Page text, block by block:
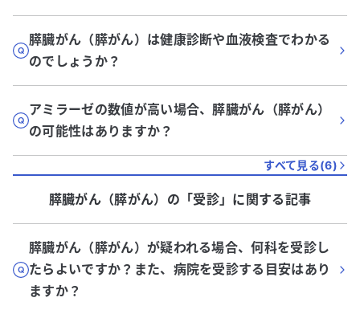
膵臓がん（膵がん）は健康診断や血液検査でわかる
のでしょうか？
アミラーゼの数値が高い場合、膵臓がん（膵がん）
の可能性はありますか？
すべて見る(6)
膵臓がん（膵がん） の「受診」に関する記事
膵臓がん（膵がん）が疑われる場合、何科を受診し
たらよいですか？また、病院を受診する目安はあり
ますか？